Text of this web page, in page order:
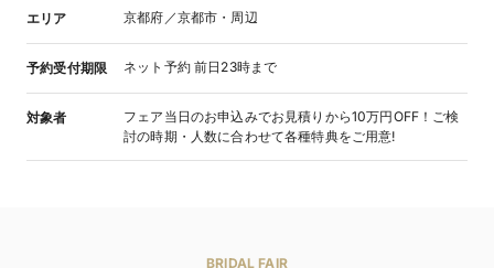
エリア 京都府／京都市・周辺
予約受付期限 ネット予約 前日23時まで
対象者
フェア当日のお申込みでお見積りから10万円OFF！ご検
討の時期・人数に合わせて各種特典をご用意!
BRIDAL FAIR